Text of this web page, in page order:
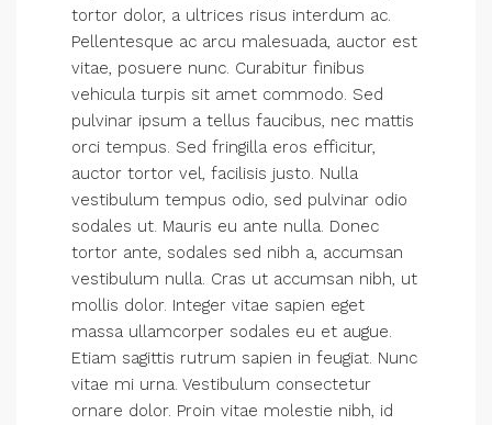
tortor dolor, a ultrices risus interdum ac.
Pellentesque ac arcu malesuada, auctor est
vitae, posuere nunc. Curabitur finibus
vehicula turpis sit amet commodo. Sed
pulvinar ipsum a tellus faucibus, nec mattis
orci tempus. Sed fringilla eros efficitur,
auctor tortor vel, facilisis justo. Nulla
vestibulum tempus odio, sed pulvinar odio
sodales ut. Mauris eu ante nulla. Donec
tortor ante, sodales sed nibh a, accumsan
vestibulum nulla. Cras ut accumsan nibh, ut
mollis dolor. Integer vitae sapien eget
massa ullamcorper sodales eu et augue.
Etiam sagittis rutrum sapien in feugiat. Nunc
vitae mi urna. Vestibulum consectetur
ornare dolor. Proin vitae molestie nibh, id